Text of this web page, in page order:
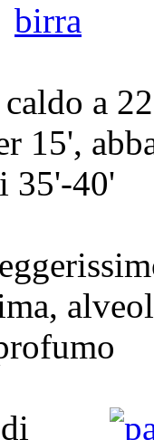
a
15',
35'-40'